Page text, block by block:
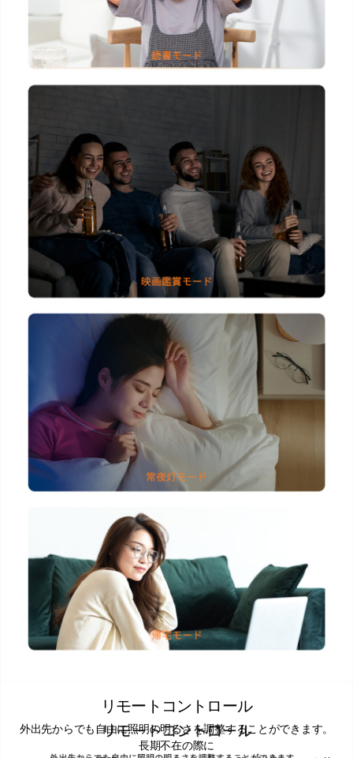
リモートコントロール
外出先からでも自由に照明の明るさを調整することができます。
長期不在の際に